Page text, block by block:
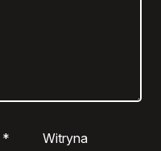
*
Witryna